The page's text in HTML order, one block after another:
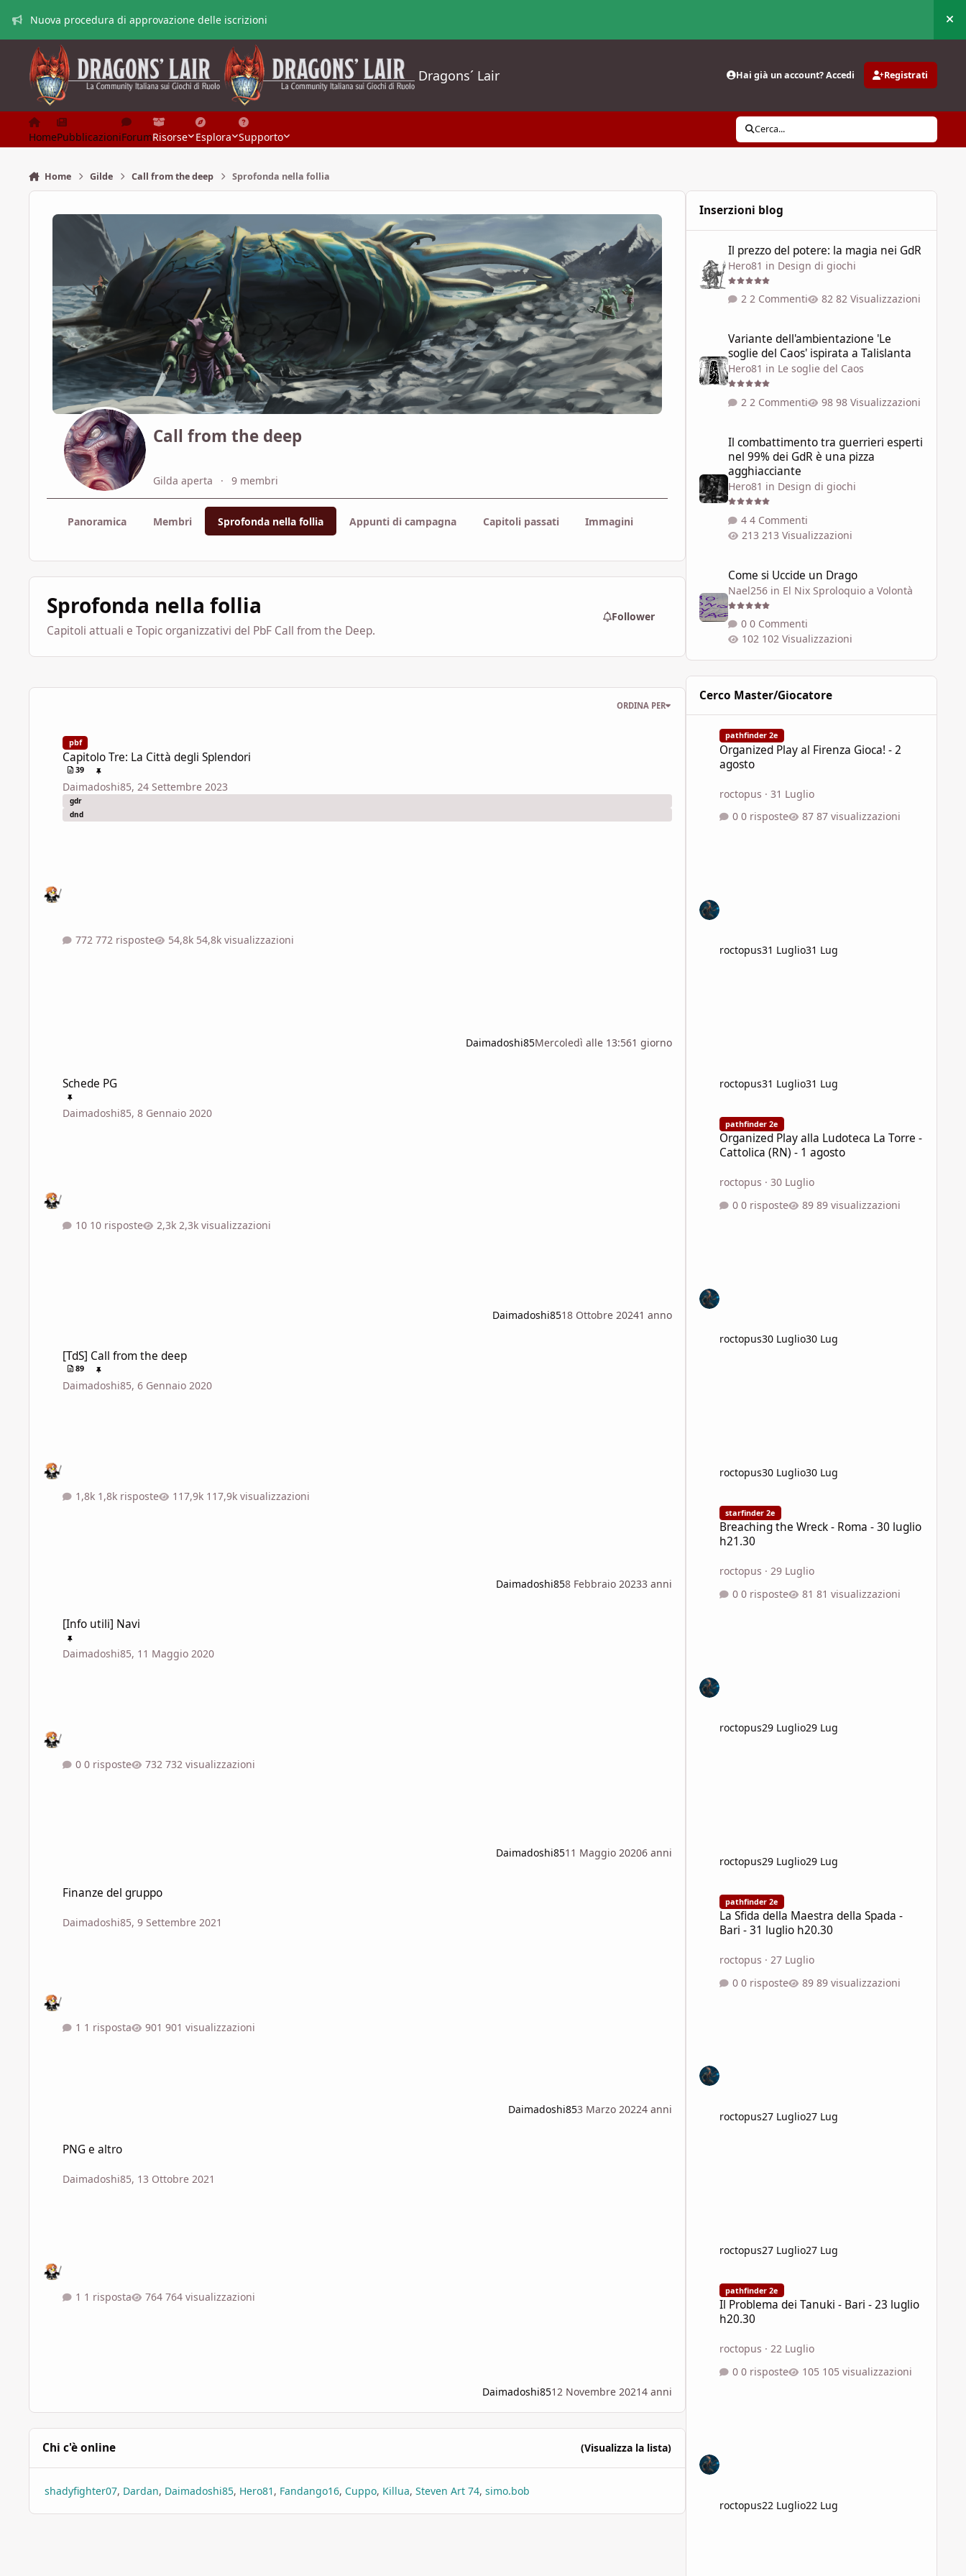
Nuova procedura di approvazione delle iscrizioni
Dragons´ Lair Hai già un account? Accedi Registrati
HomePubblicazioniForumRisorse Esplora Supporto
Cerca...
Home Gilde Call from the deep Sprofonda nella follia
Call from the deep
Gilda aperta 9 membri
Panoramica Membri Sprofonda nella follia Appunti di campagna Capitoli passati Immagini
Sprofonda nella follia
Capitoli attuali e Topic organizzativi del PbF Call from the Deep.
Follower
ORDINA PER
pbf
Capitolo Tre: La Città degli Splendori
39
Daimadoshi85, 24 Settembre 2023
gdr
dnd
772 risposte 54,8k visualizzazioni
Daimadoshi85Mercoledì alle 13:561 giorno
Schede PG
Daimadoshi85,8 Gennaio 2020
10 risposte 2,3k visualizzazioni
Daimadoshi8518 Ottobre 20241 anno
[TdS] Call from the deep
89
Daimadoshi85,6 Gennaio 2020
1,8k risposte 117,9k visualizzazioni
Daimadoshi858 Febbraio 20233 anni
[Info utili] Navi
Daimadoshi85, 11 Maggio 2020
0 risposte 732 visualizzazioni
Daimadoshi8511 Maggio 20206 anni
Finanze del gruppo
Daimadoshi85,9 Settembre 2021
1 risposta 901 visualizzazioni
Daimadoshi853 Marzo 20224 anni
PNG e altro
Daimadoshi85, 13 Ottobre 2021
1 risposta 764 visualizzazioni
Daimadoshi8512 Novembre 20214 anni
Chi c'è online (Visualizza la lista)
shadyfighter07 Dardan Daimadoshi85 Hero81 Fandango16 Cuppo Killua Steven Art 74 simo.bob
Inserzioni blog
Il prezzo del potere: la magia nei GdR
Hero81 in Design di giochi
2 Commenti 82 Visualizzazioni
Variante dell'ambientazione 'Le
soglie del Caos' ispirata a Talislanta
Hero81 in Le soglie del Caos
2 Commenti 98 Visualizzazioni
Il combattimento tra guerrieri esperti
nel 99% dei GdR è una pizza
agghiacciante
Hero81 in Design di giochi
4 Commenti
213 Visualizzazioni
Come si Uccide un Drago
Nael256in El Nix Sproloquio a Volontà
0 Commenti
102 Visualizzazioni
Cerco Master/Giocatore
pathfinder 2e
Organized Play al Firenza Gioca! - 2
agosto
roctopus · 31 Luglio
0 risposte
87 visualizzazioni
roctopus31 Luglio31 Lug
roctopus31 Luglio31 Lug
pathfinder 2e
Organized Play alla Ludoteca La Torre -
Cattolica (RN) - 1 agosto
roctopus · 30 Luglio
0 risposte
89 visualizzazioni
roctopus30 Luglio30 Lug
roctopus30 Luglio30 Lug
starfinder 2e
Breaching the Wreck - Roma - 30 luglio
h21.30
roctopus · 29 Luglio
0 risposte
81 visualizzazioni
roctopus29 Luglio29 Lug
roctopus29 Luglio29 Lug
pathfinder 2e
La Sfida della Maestra della Spada -
Bari - 31 luglio h20.30
roctopus · 27 Luglio
0 risposte
89 visualizzazioni
roctopus27 Luglio27 Lug
roctopus27 Luglio27 Lug
pathfinder 2e
Il Problema dei Tanuki - Bari - 23 luglio
h20.30
roctopus · 22 Luglio
0 risposte
105 visualizzazioni
roctopus22 Luglio22 Lug